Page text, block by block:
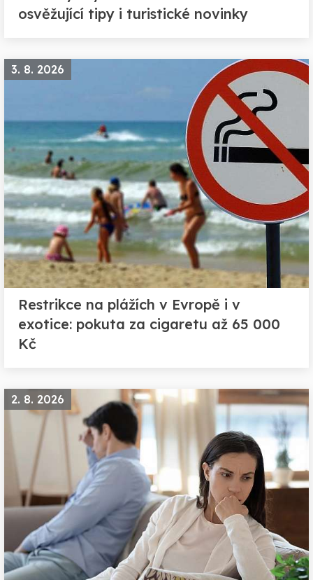
osvěžující tipy i turistické novinky
3. 8. 2026
Restrikce na plážích v Evropě i v
exotice: pokuta za cigaretu až 65 000
Kč
2. 8. 2026